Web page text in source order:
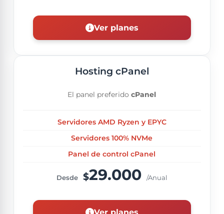
Ver planes
Hosting cPanel
El panel preferidocPanel
Servidores AMD Ryzen y EPYC
Servidores 100% NVMe
Panel de control cPanel
Desde $29.000 /Anual